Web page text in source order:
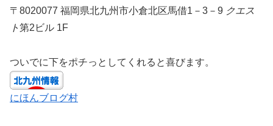
〒8020077 福岡県北九州市小倉北区馬借1－3－9 クエス
ト第2ビル 1F
ついでに下をポチっとしてくれると喜びます。
にほんブログ村